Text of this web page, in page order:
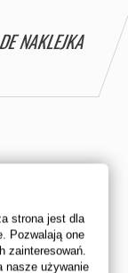
NAKLEJKA
strona jest dla
Pozwalają one
zainteresowań.
nasze używanie